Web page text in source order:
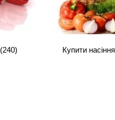
(240) Купити насіння